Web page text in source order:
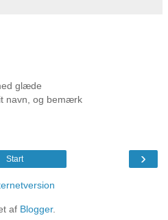
glæde
navn, og bemærk
›
Start
af Blogger.